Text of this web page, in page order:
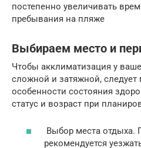
постепенно увеличивать
пребывания на пляже
Выбираем место и
Чтобы акклиматизация у
сложной и затяжной, следует
особенности состояния
статус и возраст при
Выбор места отдыха.
рекомендуется